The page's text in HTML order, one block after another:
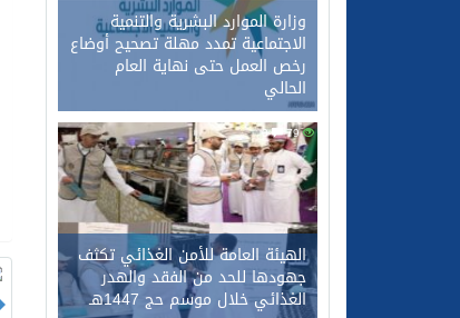
وزارة الموارد البشرية والتنمية
الاجتماعية تمدد مهلة تصحيح أوضاع
رخص العمل حتى نهاية العام
الحالي
79
0
الهيئة العامة للأمن الغذائي تكثف
جهودها للحد من الفقد والهدر
الغذائي خلال موسم حج 1447هـ